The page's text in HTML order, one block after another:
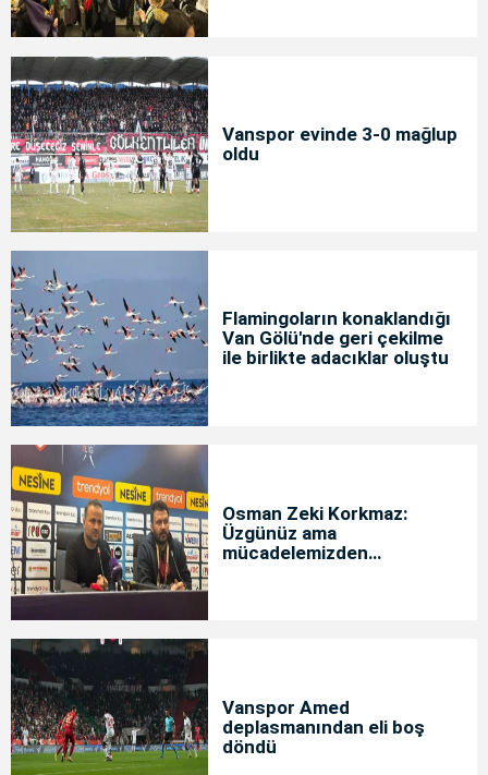
Vanspor evinde 3-0 mağlup
oldu
Flamingoların konaklandığı
Van Gölü'nde geri çekilme
ile birlikte adacıklar oluştu
Osman Zeki Korkmaz:
Üzgünüz ama
mücadelemizden
Vanspor Amed
deplasmanından eli boş
döndü